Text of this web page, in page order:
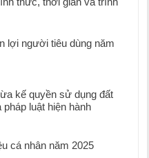
lợi người tiêu dùng năm
kế quyền sử dụng đất
luật hiện hành
cá nhân năm 2025